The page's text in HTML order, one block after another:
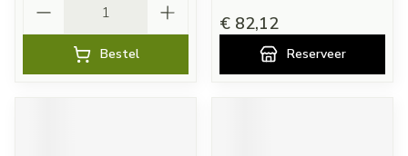
Bestel
€ 82,12
Reserveer